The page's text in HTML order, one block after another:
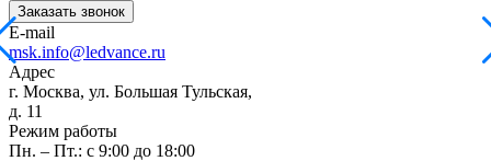
Заказать звонок
E-mail
msk.info@ledvance.ru
Адрес
г. Москва, ул. Большая Тульская,
д. 11
Режим работы
Пн. – Пт.: с 9:00 до 18:00